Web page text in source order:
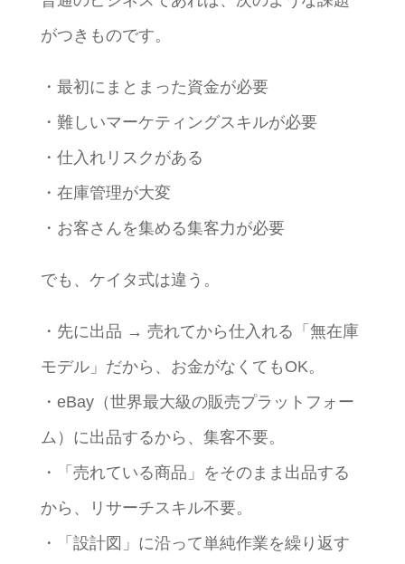
がつきものです。
・最初にまとまった資金が必要
・難しいマーケティングスキルが必要
・仕入れリスクがある
・在庫管理が大変
・お客さんを集める集客力が必要
でも、ケイタ式は違う。
・先に出品 → 売れてから仕入れる「無在庫
モデル」だから、お金がなくてもOK。
・eBay（世界最大級の販売プラットフォー
ム）に出品するから、集客不要。
・「売れている商品」をそのまま出品する
から、リサーチスキル不要。
・「設計図」に沿って単純作業を繰り返す